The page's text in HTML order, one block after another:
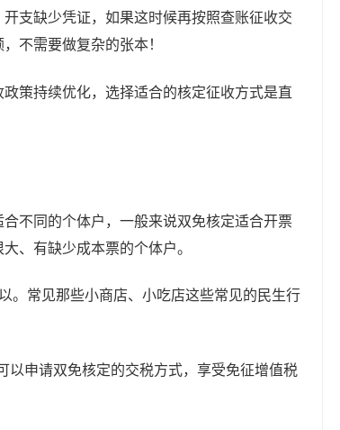
支缺少凭证，如果这时候再按照查账征收交
不需要做复杂的张本！
策持续优化，选择适合的核定征收方式是直
不同的个体户，一般来说双免核定适合开票
、有缺少成本票的个体户。
。常见那些小商店、小吃店这些常见的民生行
以申请双免核定的交税方式，享受免征增值税